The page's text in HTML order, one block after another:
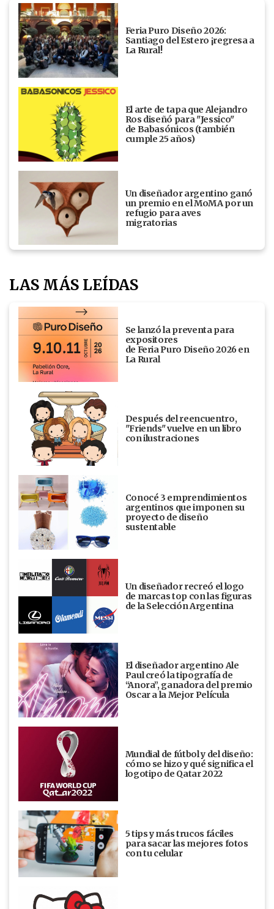
Feria Puro Diseño 2026:
Santiago del Estero ¡regresa a
La Rural!
El arte de tapa que Alejandro
Ros diseñó para "Jessico"
de Babasónicos (también
cumple 25 años)
Un diseñador argentino ganó
un premio en el MoMA por un
refugio para aves
migratorias
LAS MÁS LEÍDAS
Se lanzó la preventa para
expositores
de Feria Puro Diseño 2026 en
La Rural
Después del reencuentro,
"Friends" vuelve en un libro
con ilustraciones
Conocé 3 emprendimientos
argentinos que imponen su
proyecto de diseño
sustentable
Un diseñador recreó el logo
de marcas top con las figuras
de la Selección Argentina
El diseñador argentino Ale
Paul creó la tipografía de
“Anora”, ganadora del premio
Oscar a la Mejor Película
Mundial de fútbol y del diseño:
cómo se hizo y qué significa el
logotipo de Qatar 2022
5 tips y más trucos fáciles
para sacar las mejores fotos
con tu celular